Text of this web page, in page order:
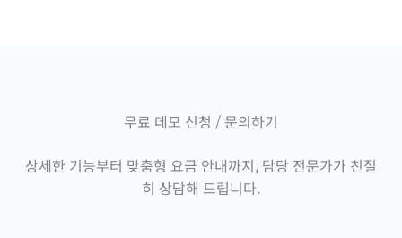
무료 데모 신청 / 문의하기
상세한 기능부터 맞춤형 요금 안내까지, 담당 전문가가 친절
히 상담해 드립니다.